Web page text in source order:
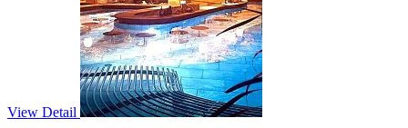
View Detail